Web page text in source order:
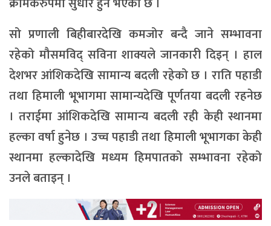
सो प्रणाली बिहीबारदेखि कमजोर बन्दै जाने सम्भावना
रहेको मौसमविद् सविना शाक्यले जानकारी दिइन् । हाल
देशभर आंशिकदेखि सामान्य बदली रहेको छ । राति पहाडी
तथा हिमाली भूभागमा सामान्यदेखि पूर्णतया बदली रहनेछ
। तराईमा आंशिकदेखि सामान्य बदली रही केही स्थानमा
हल्का वर्षा हुनेछ । उच्च पहाडी तथा हिमाली भूभागका केही
स्थानमा हल्कादेखि मध्यम हिमपातको सम्भावना रहेको
उनले बताइन् ।